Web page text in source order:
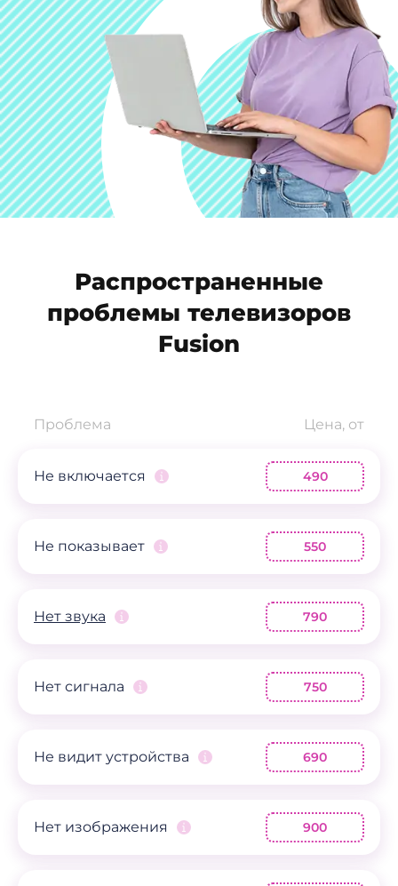
Распространенные
проблемы телевизоров
Fusion
Проблема Цена, от
Не включается 490
Не показывает 550
Нет звука 790
Нет сигнала 750
Не видит устройства 690
Нет изображения 900